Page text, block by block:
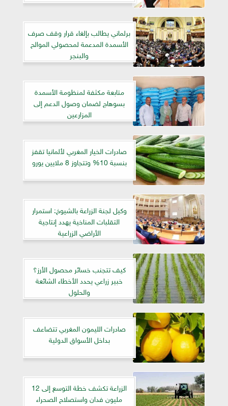
برلماني يطالب بإلغاء قرار وقف صرف
الأسمدة المدعمة لمحصولي الموالح
والبنجر
متابعة مكثفة لمنظومة الأسمدة
بسوهاج لضمان وصول الدعم إلى
المزارعين
صادرات الخيار المغربي لألمانيا تقفز
بنسبة 10% وتتجاوز 8 ملايين يورو
وكيل لجنة الزراعة بالشيوخ: استمرار
التقلبات المناخية يهدد إنتاجية
الأراضي الزراعية
كيف تتجنب خسائر محصول الأرز؟
خبير زراعي يحدد الأخطاء الشائعة
والحلول
صادرات الليمون المغربي تتضاعف
بداخل الأسواق الدولية
الزراعة تكشف خطة التوسع إلى 12
مليون فدان واستصلاح الصحراء